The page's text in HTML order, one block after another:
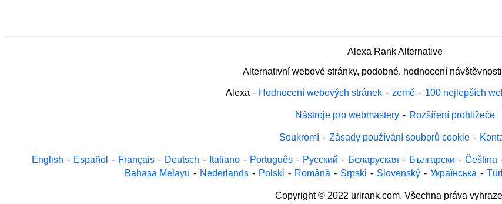
Alexa Rank Alternative
Alternativní webové stránky, podobné, hodnocení
Alexa - Hodnocení webových stránek - země - 100 nejlepších
Nástroje pro webmastery - Rozšíření prohlížeče
Soukromí - Zásady používání souborů cookie -
English - Español - Français - Deutsch - Italiano - Português - Русский - Беларуская - Български - Čeština
Bahasa Melayu - Nederlands - Polski - Română - Srpski - Slovenský - Українська -
Copyright © 2022 urirank.com. Všechna práva